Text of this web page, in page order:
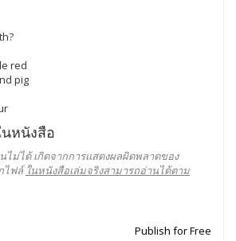
red
pig
หนังสือ
ไม่ได้ เกิดจากการแสดงผลผิดพลาดของ
ไฟล์ ในหนังสือเล่มจริงสามารถอ่านได้ตาม
Publish for Free